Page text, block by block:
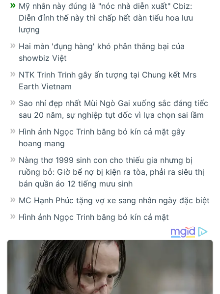
Mỹ nhân này đúng là "nóc nhà diễn xuất" Cbiz:
Diễn đỉnh thế này thì chấp hết dàn tiểu hoa lưu
lượng
Hai màn 'đụng hàng' khó phân thắng bại của
showbiz Việt
NTK Trinh Trinh gây ấn tượng tại Chung kết Mrs
Earth Vietnam
Sao nhí đẹp nhất Mùi Ngò Gai xuống sắc đáng tiếc
sau 20 năm, sự nghiệp tụt dốc vì lựa chọn sai lầm
Hình ảnh Ngọc Trinh băng bó kín cả mặt gây
hoang mang
Nàng thơ 1999 sinh con cho thiếu gia nhưng bị
ruồng bỏ: Giờ bể nợ bị kiện ra tòa, phải ra siêu thị
bán quần áo 12 tiếng mưu sinh
MC Hạnh Phúc tặng vợ xe sang nhân ngày đặc biệt
Hình ảnh Ngọc Trinh băng bó kín cả mặt